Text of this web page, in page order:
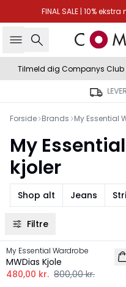
FINAL SALE | 10%
Søg
Tilmeld dig Companys Club
Forside Brands My Essential
My
kjoler
Shop alt Jeans
Filtre
HØR
-40%
My Essential Wardrobe
MWDias Kjole
480,00 kr. 800,00 kr.